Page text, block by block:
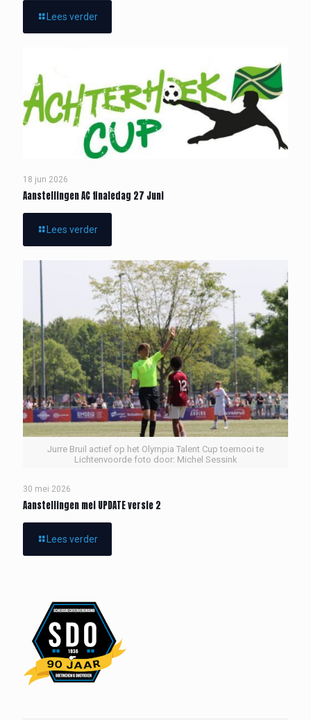
Lees verder
18 jun 2026
Aanstellingen AC finaledag 27 Juni
Lees verder
Jurre Bruil actief op het Olympia Talent Cup toernooi te
Lichtenvoorde foto door: Michel Sessink
30 mei 2026
Aanstellingen mei UPDATE versie 2
Lees verder